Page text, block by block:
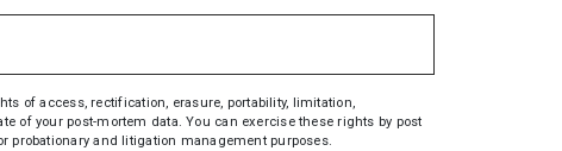
of access, rectification, erasure, portability, limitation,
of your post-mortem data. You can exercise these rights by post
probationary and litigation management purposes.